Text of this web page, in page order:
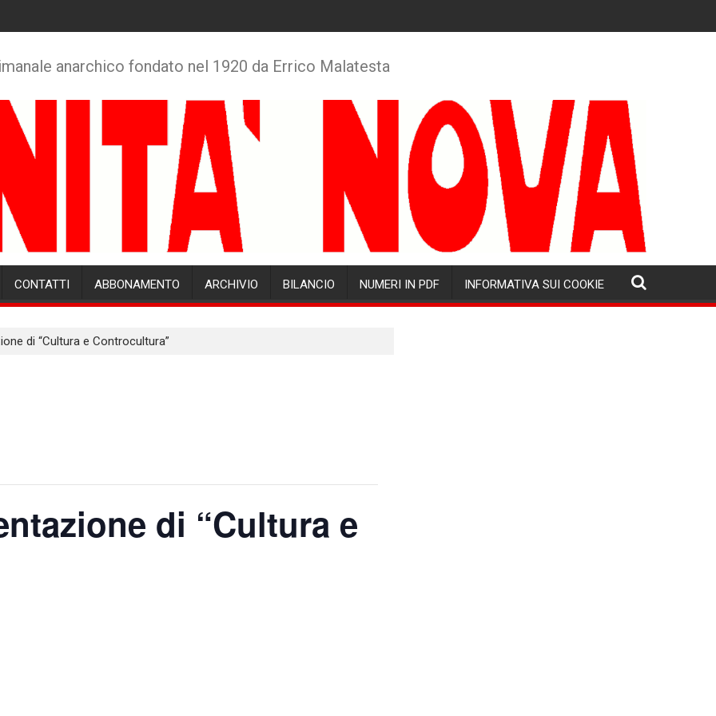
anarchico fondato nel 1920 da Errico Malatesta
CONTATTI ABBONAMENTO ARCHIVIO BILANCIO NUMERI IN PDF INFORMATIVA SUI COOKIE
di “Cultura e Controcultura”
di “Cultura e